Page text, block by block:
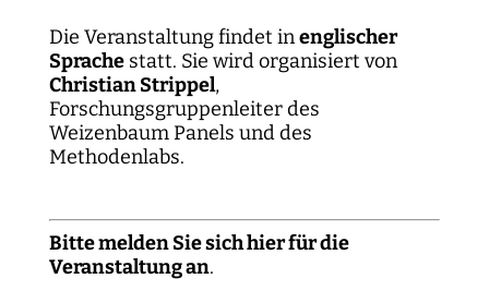
Die Veranstaltung findet inenglischer
Sprache statt. Sie wird organisiert von
Christian Strippel,
Forschungsgruppenleiter des
Weizenbaum Panels und des
Methodenlabs.
Bitte melden Sie sich hier für die
Veranstaltung an.